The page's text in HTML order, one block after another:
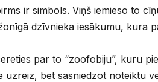
ir simbols. Viņš iemieso to
dzīvnieka iesākumu, kura
par to “zoofobiju”, kuru
uzreiz, bet sasniedzot noteiktu